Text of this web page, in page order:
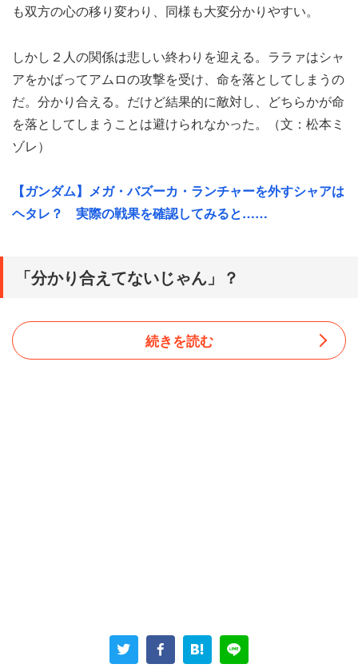
も双方の心の移り変わり、同様も大変分かりやすい。
しかし２人の関係は悲しい終わりを迎える。ララァはシャ
アをかばってアムロの攻撃を受け、命を落としてしまうの
だ。分かり合える。だけど結果的に敵対し、どちらかが命
を落としてしまうことは避けられなかった。（文：松本ミ
ゾレ）
【ガンダム】メガ・バズーカ・ランチャーを外すシャアは
ヘタレ？ 実際の戦果を確認してみると……
「分かり合えてないじゃん」？
続きを読む